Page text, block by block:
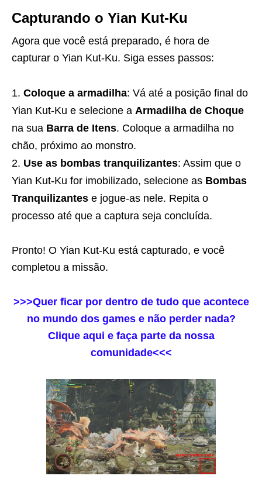
Capturando o Yian Kut-Ku
Agora que você está preparado, é hora de
capturar o Yian Kut-Ku. Siga esses passos:
Coloque a armadilha: Vá até a posição final do
Yian Kut-Ku e selecione a Armadilha de Choque
na sua Barra de Itens. Coloque a armadilha no
chão, próximo ao monstro.
Use as bombas tranquilizantes: Assim que o
Yian Kut-Ku for imobilizado, selecione as Bombas
Tranquilizantes e jogue-as nele. Repita o
processo até que a captura seja concluída.
Pronto! O Yian Kut-Ku está capturado, e você
completou a missão.
>>>Quer ficar por dentro de tudo que acontece
no mundo dos games e não perder nada?
Clique aqui e faça parte da nossa
comunidade<<<